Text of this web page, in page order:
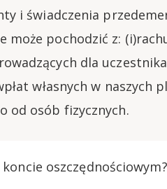
i świadczenia
może pochodzić z:
dla
własnych w naszych
od osób fizycznych.